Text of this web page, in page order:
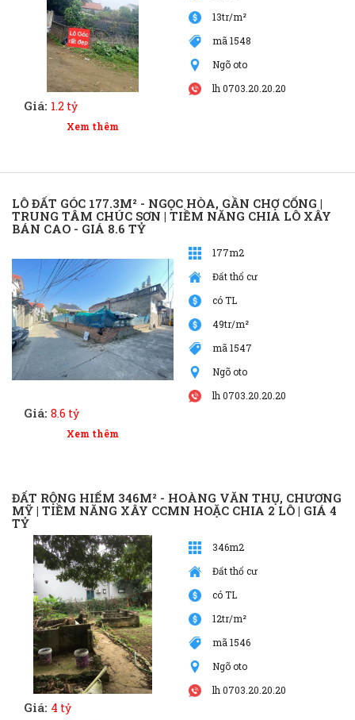
Giá: 1.2 tỷ
Xem thêm
13tr/m²
mã 1548
Ngõ oto
lh 0703.20.20.20
LÔ ĐẤT GÓC 177.3M² - NGỌC HÒA, GẦN CHỢ CỐNG |
TRUNG TÂM CHÚC SƠN | TIỀM NĂNG CHIA LÔ XÂY
BÁN CAO - GIÁ 8.6 TỶ
Giá: 8.6 tỷ
Xem thêm
177m2
Đất thổ cư
có TL
49tr/m²
mã 1547
Ngõ oto
lh 0703.20.20.20
ĐẤT RỘNG HIẾM 346M² - HOÀNG VĂN THỤ, CHƯƠNG
MỸ | TIỀM NĂNG XÂY CCMN HOẶC CHIA 2 LÔ | GIÁ 4
TỶ
Giá: 4 tỷ
346m2
Đất thổ cư
có TL
12tr/m²
mã 1546
Ngõ oto
lh 0703.20.20.20